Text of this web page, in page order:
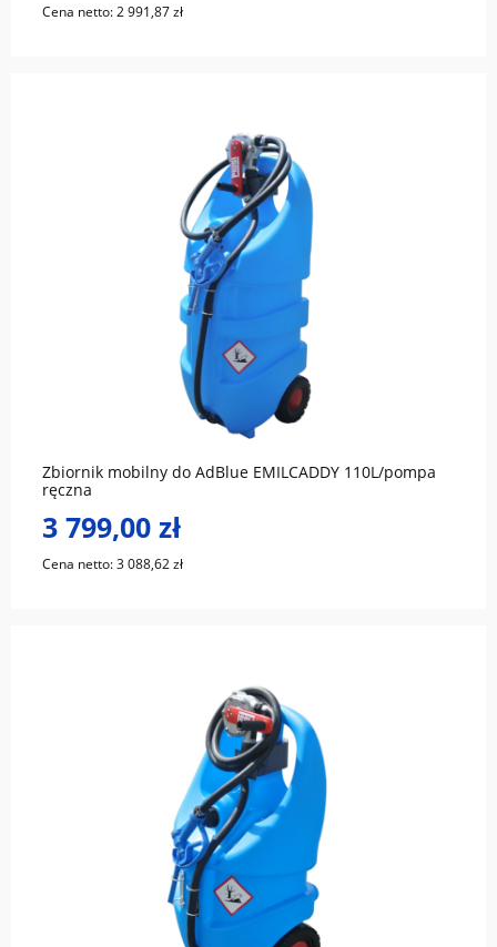
Cena netto:2 991,87 zł
Zbiornik mobilny do AdBlue EMILCADDY 110L/pompa
ręczna
3 799,00 zł
Cena netto:3 088,62 zł
do koszyka
do koszyka